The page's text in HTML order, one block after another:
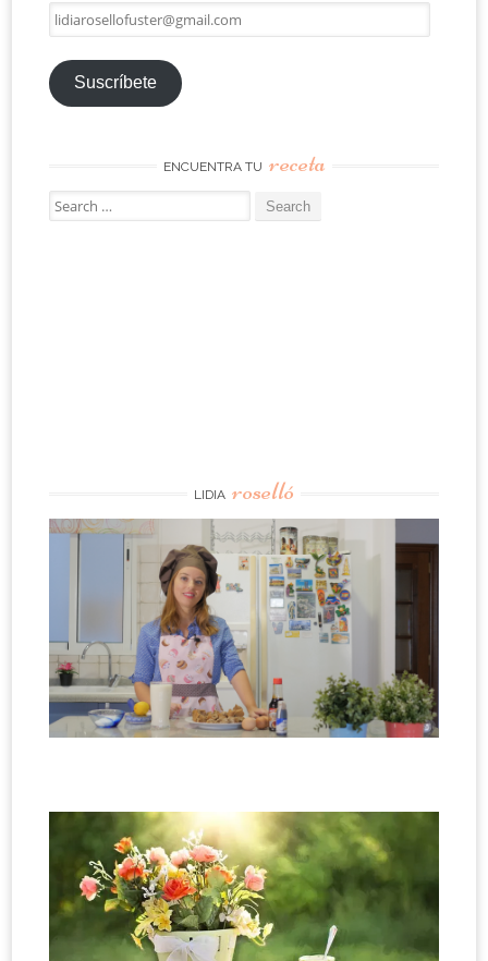
lidiarosellofuster@gmail.com
Suscríbete
ENCUENTRA TU receta
Search
for:
LIDIA roselló